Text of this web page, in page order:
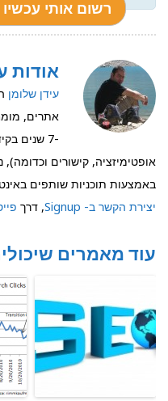
אודות
עידן שלומן
אתרים,
-7 שנים
אופטימיזציה, קישורים וכדומה),
באמצעות תוכניות שותפים
יצירת הקשר ב- Signup
, דרך
עוד מאמרים